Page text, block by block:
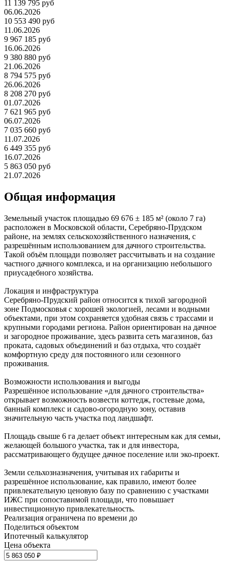
11 139 795 руб
06.06.2026
10 553 490 руб
11.06.2026
9 967 185 руб
16.06.2026
9 380 880 руб
21.06.2026
8 794 575 руб
26.06.2026
8 208 270 руб
01.07.2026
7 621 965 руб
06.07.2026
7 035 660 руб
11.07.2026
6 449 355 руб
16.07.2026
5 863 050 руб
21.07.2026
Общая информация
Земельный участок площадью 69 676 ± 185 м² (около 7 га)
расположен в Московской области, Серебряно‑Прудском
районе, на землях сельскохозяйственного назначения, с
разрешённым использованием для дачного строительства.
Такой объём площади позволяет рассчитывать и на создание
частного дачного комплекса, и на организацию небольшого
приусадебного хозяйства.
Локация и инфраструктура
Серебряно‑Прудский район относится к тихой загородной
зоне Подмосковья с хорошей экологией, лесами и водными
объектами, при этом сохраняется удобная связь с трассами и
крупными городами региона. Район ориентирован на дачное
и загородное проживание, здесь развита сеть магазинов, баз
проката, садовых объединений и баз отдыха, что создаёт
комфортную среду для постоянного или сезонного
проживания.
Возможности использования и выгоды
Разрешённое использование «для дачного строительства»
открывает возможность возвести коттедж, гостевые дома,
банный комплекс и садово‑огородную зону, оставив
значительную часть участка под ландшафт.
Площадь свыше 6 га делает объект интересным как для семьи,
желающей большого участка, так и для инвестора,
рассматривающего будущее дачное поселение или эко‑проект.
Земли сельхозназначения, учитывая их габариты и
разрешённое использование, как правило, имеют более
привлекательную ценовую базу по сравнению с участками
ИЖС при сопоставимой площади, что повышает
инвестиционную привлекательность.
Реализация ограничена по времени до
Поделиться объектом
Ипотечный калькулятор
Цена объекта